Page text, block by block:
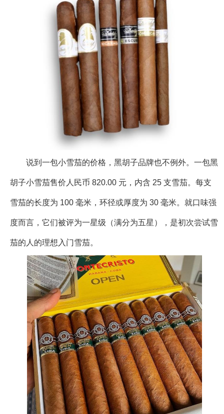
说到一包小雪茄的价格，黑胡子品牌也不例外。一包黑
胡子小雪茄售价人民币 820.00 元，内含 25 支雪茄。每支
雪茄的长度为 100 毫米，环径或厚度为 30 毫米。就口味强
度而言，它们被评为一星级（满分为五星），是初次尝试雪
茄的人的理想入门雪茄。